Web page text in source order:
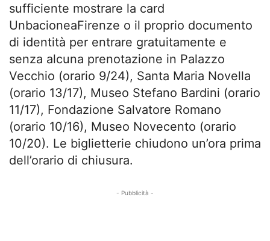
sufficiente mostrare la card
UnbacioneaFirenze o il proprio documento
di identità per entrare gratuitamente e
senza alcuna prenotazione in Palazzo
Vecchio (orario 9/24), Santa Maria Novella
(orario 13/17), Museo Stefano Bardini (orario
11/17), Fondazione Salvatore Romano
(orario 10/16), Museo Novecento (orario
10/20). Le biglietterie chiudono un’ora prima
dell’orario di chiusura.
- Pubblicità -